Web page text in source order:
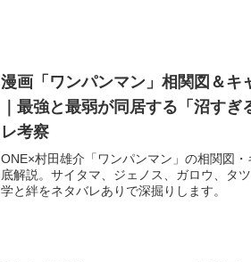
漫画「ワンパンマン」相関図＆キ
｜最強と最弱が同居する「沼す
レ考察
ONE×村田雄介「ワンパンマン」の相関図
底解説。サイタマ、ジェノス、ガロウ、タ
学と絆をネタバレありで深掘りします。